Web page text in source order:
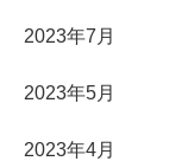
2023年7月
2023年5月
2023年4月